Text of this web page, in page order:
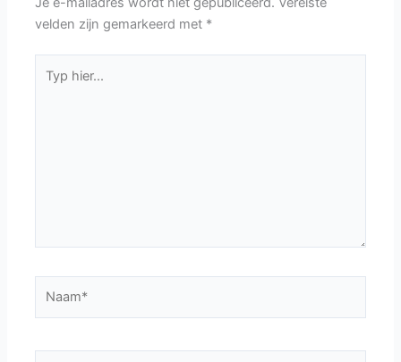
velden zijn gemarkeerd met *
hier...